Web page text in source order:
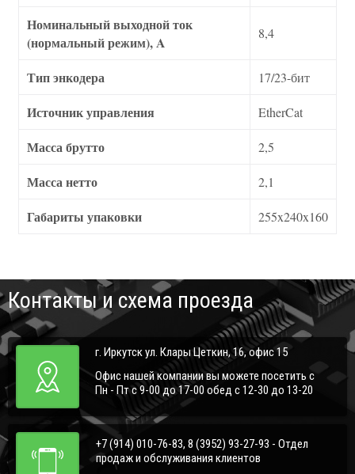
Номинальный выходной ток
(нормальный режим), A
8,4
Тип энкодера 17/23-бит
Источник управления EtherCat
Масса брутто 2,5
Масса нетто 2,1
Габариты упаковки 255x240x160
Контакты и схема проезда
г. Иркутск ул. Клары Цеткин, 16, офис 15
Офис нашей компании вы можете посетить с
Пн - Пт с 9-00 до 17-00 обед с 12-30 до 13-20
+7 (914) 010-76-83, 8 (3952) 93-27-93 - Отдел
продаж и обслуживания клиентов